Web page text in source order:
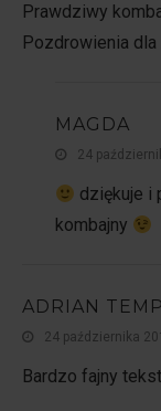
Prawdziwy
Pozdrowienia dla
MAGDA
24
dziękuje i
kombajny
ADRIAN
24 października
Bardzo fajny